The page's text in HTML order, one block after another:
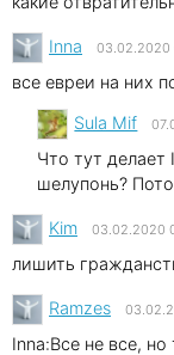
Inna 03.02.2020
все евреи на них
Sula Mif
Что тут делает
шелупонь?
Kim 03.02.2020
лишить
Ramzes
Inna:Все не все,